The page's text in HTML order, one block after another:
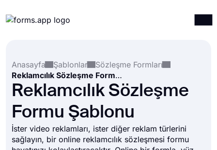
Entegrasyonlar
Şablonlar
Kaynaklar
Anasayfa
Şablonlar
Sözleşme Formları
Reklamcılık Sözleşme Formu Şablonu
Reklamcılık Sözleşme
Formu Şablonu
İster video reklamları, ister diğer reklam türlerini
sağlayın, bir online reklamcılık sözleşmesi formu